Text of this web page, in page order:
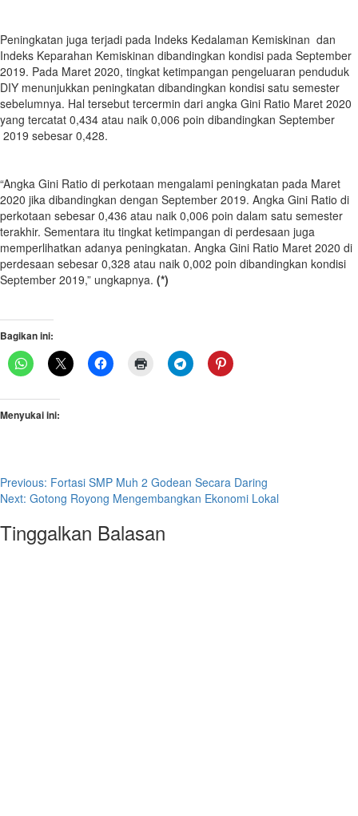
Peningkatan juga terjadi pada Indeks Kedalaman Kemiskinan dan
Indeks Keparahan Kemiskinan dibandingkan kondisi pada September
2019. Pada Maret 2020, tingkat ketimpangan pengeluaran penduduk
DIY menunjukkan peningkatan dibandingkan kondisi satu semester
sebelumnya. Hal tersebut tercermin dari angka Gini Ratio Maret 2020
yang tercatat 0,434 atau naik 0,006 poin dibandingkan September
2019 sebesar 0,428.
“Angka Gini Ratio di perkotaan mengalami peningkatan pada Maret
2020 jika dibandingkan dengan September 2019. Angka Gini Ratio di
perkotaan sebesar 0,436 atau naik 0,006 poin dalam satu semester
terakhir. Sementara itu tingkat ketimpangan di perdesaan juga
memperlihatkan adanya peningkatan. Angka Gini Ratio Maret 2020 di
perdesaan sebesar 0,328 atau naik 0,002 poin dibandingkan kondisi
September 2019,” ungkapnya. (*)
Bagikan ini:
Menyukai ini:
Post
navigation
Previous: Fortasi SMP Muh 2 Godean Secara Daring
Next: Gotong Royong Mengembangkan Ekonomi Lokal
Tinggalkan Balasan